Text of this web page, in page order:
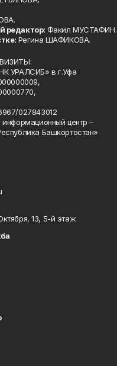
редактор: Факил МУСТАФИН.
Регина ШАФИКОВА.
УРАЛСИБ» в г.Уфа
027843012
центр –
Башкортостан»
13, 5-й этаж